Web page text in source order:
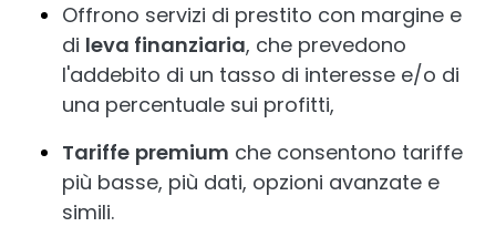
Offrono servizi di prestito con margine e
di leva finanziaria, che prevedono
l'addebito di un tasso di interesse e/o di
una percentuale sui profitti,
Tariffe premium che consentono tariffe
più basse, più dati, opzioni avanzate e
simili.